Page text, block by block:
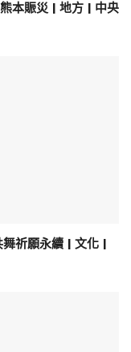
本賑災 | 地方 | 中央
祈願永續 | 文化 |